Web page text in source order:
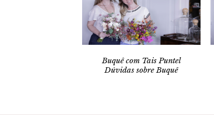
Buquê com Tais Puntel
Dúvidas sobre Buquê